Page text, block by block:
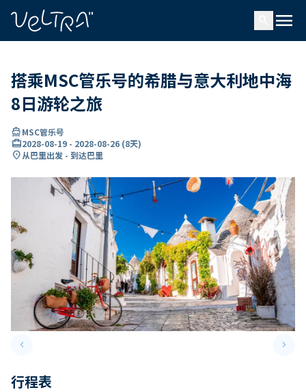
menu
搭乘MSC管乐号的希腊与意大利地中海
8日游轮之旅
directions_boatMSC管乐号
card_travel2028-08-19 - 2028-08-26 (8天)
location_on从巴里出发 - 到达巴里
keyboard_arrow_leftPrevious slide keyboard_arrow_right
行程表